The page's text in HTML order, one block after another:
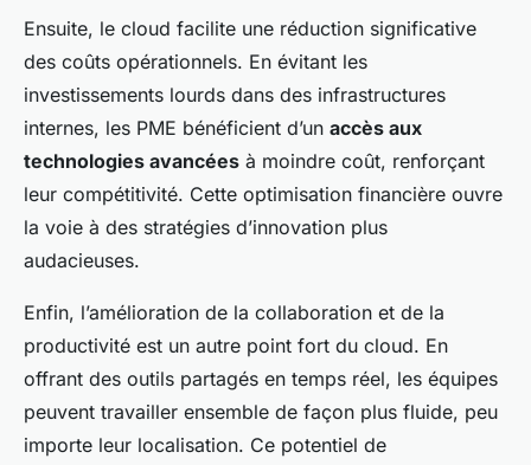
Ensuite, le cloud facilite une réduction significative
des coûts opérationnels. En évitant les
investissements lourds dans des infrastructures
internes, les PME bénéficient d’un accès aux
technologies avancées à moindre coût, renforçant
leur compétitivité. Cette optimisation financière ouvre
la voie à des stratégies d’innovation plus
audacieuses.
Enfin, l’amélioration de la collaboration et de la
productivité est un autre point fort du cloud. En
offrant des outils partagés en temps réel, les équipes
peuvent travailler ensemble de façon plus fluide, peu
importe leur localisation. Ce potentiel de